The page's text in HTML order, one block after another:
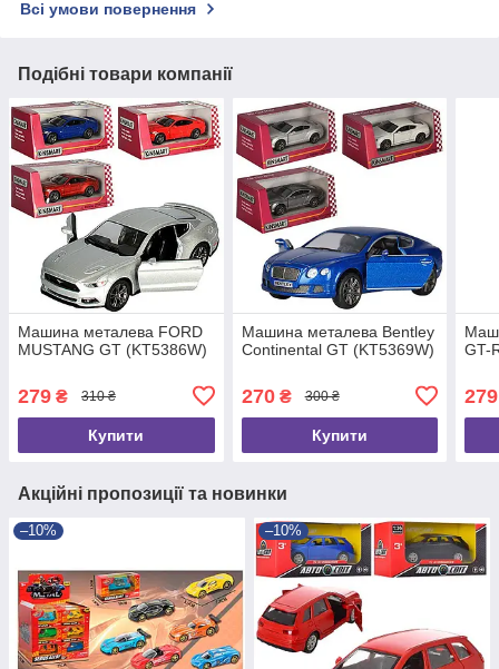
Всі умови повернення
Подібні товари компанії
Машина металева FORD
MUSTANG GT (KT5386W)
279 ₴ 310 ₴
Купити
Машина металева Bentley
Continental GT (KT5369W)
270₴ 300 ₴
Купити
GT-
279
Акційні пропозиції та новинки
–10% –10%